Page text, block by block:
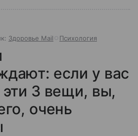
Здоровье Mail Психология
если у вас
3 вещи, вы,
очень